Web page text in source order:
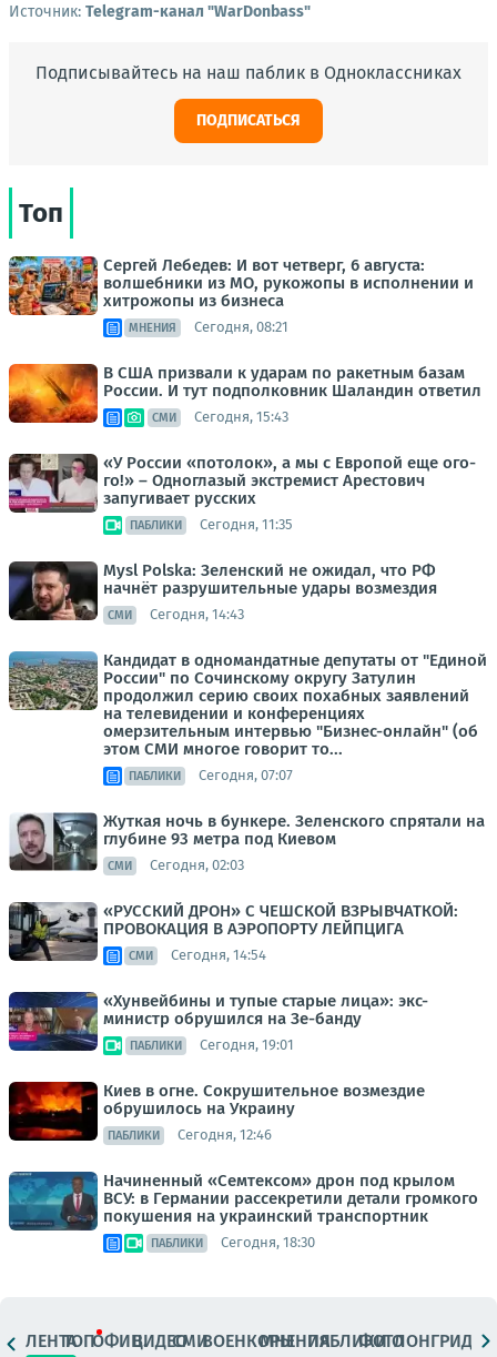
Источник: Telegram-канал "WarDonbass"
Подписывайтесь на наш паблик в Одноклассниках
ПОДПИСАТЬСЯ
Топ
Сергей Лебедев: И вот четверг, 6 августа:
волшебники из МО, рукожопы в исполнении и
хитрожопы из бизнеса
МНЕНИЯ Сегодня, 08:21
В США призвали к ударам по ракетным базам
России. И тут подполковник Шаландин ответил
СМИ Сегодня, 15:43
«У России «потолок», а мы с Европой еще ого-
го!» – Одноглазый экстремист Арестович
запугивает русских
ПАБЛИКИ Сегодня, 11:35
Mysl Polska: Зеленский не ожидал, что РФ
начнёт разрушительные удары возмездия
СМИ Сегодня, 14:43
Кандидат в одномандатные депутаты от "Единой
России" по Сочинскому округу Затулин
продолжил серию своих похабных заявлений
на телевидении и конференциях
омерзительным интервью "Бизнес-онлайн" (об
этом СМИ многое говорит то...
ПАБЛИКИ Сегодня, 07:07
Жуткая ночь в бункере. Зеленского спрятали на
глубине 93 метра под Киевом
СМИ Сегодня, 02:03
«РУССКИЙ ДРОН» С ЧЕШСКОЙ ВЗРЫВЧАТКОЙ:
ПРОВОКАЦИЯ В АЭРОПОРТУ ЛЕЙПЦИГА
СМИ Сегодня, 14:54
«Хунвейбины и тупые старые лица»: экс-
министр обрушился на Зе-банду
ПАБЛИКИ Сегодня, 19:01
Киев в огне. Сокрушительное возмездие
обрушилось на Украину
ПАБЛИКИ Сегодня, 12:46
Начиненный «Семтексом» дрон под крылом
ВСУ: в Германии рассекретили детали громкого
покушения на украинский транспортник
ПАБЛИКИ Сегодня, 18:30
ЛЕНТАТОПОФИЦ.ВИДЕОСМИВОЕНКОРЫМНЕНИЯПАБЛИКИ
ФОТОЛОНГРИДЫ